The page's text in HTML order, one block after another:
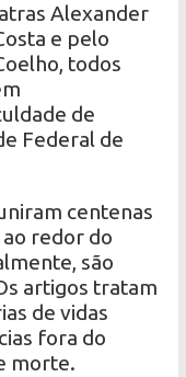
Alexander
e pelo
todos
de
Federal de
centenas
redor do
são
artigos tratam
de vidas
fora do
morte.